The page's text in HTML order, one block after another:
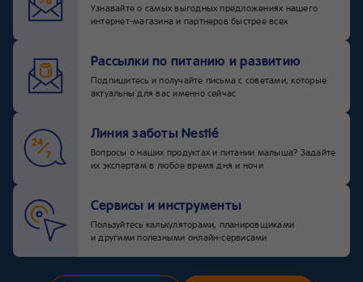
Узнавайте о самых выгодных предложениях нашего
интернет-магазина и партнеров быстрее всех
Рассылки по питанию и развитию
Подпишитесь и получайте письма с советами, которые
актуальны для вас именно сейчас
Линия заботы Nestlé
Вопросы о наших продуктах и питании малыша? Задайте
их экспертам в любое время дня и ночи
Сервисы и инструменты
Пользуйтесь калькуляторами, планировщиками
и другими полезными онлайн-сервисами